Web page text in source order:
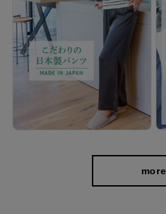
more